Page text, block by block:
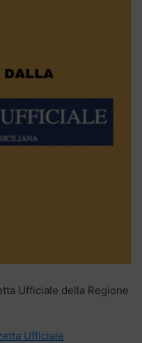
Ufficiale della Regione
Ufficiale